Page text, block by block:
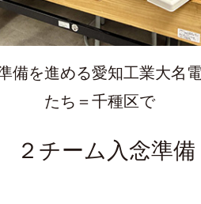
備を進める愛知工業大名
たち＝千種区で
チーム入念準備